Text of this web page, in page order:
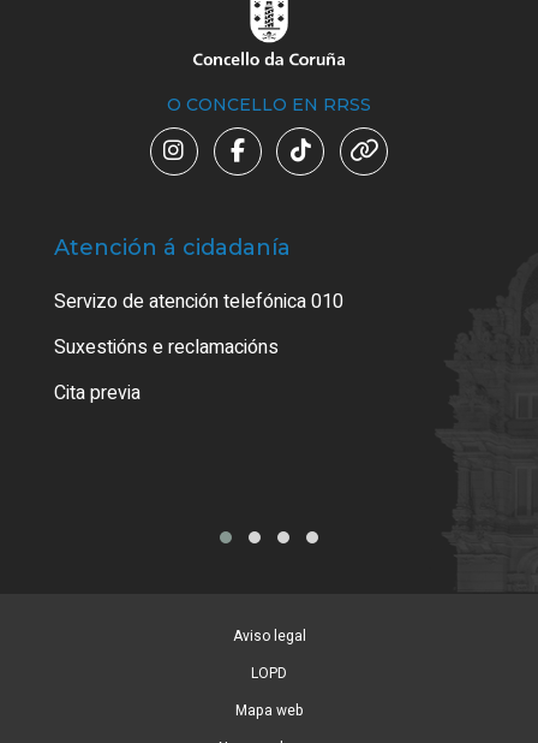
O CONCELLO EN RRSS
Atención á cidadanía
Servizo de atención telefónica 010
Suxestións e reclamacións
Cita previa
Aviso legal
LOPD
Mapa web